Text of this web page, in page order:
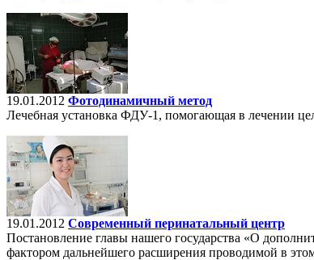
19.01.2012 Фотодинамичный метод
Лечебная установка ФДУ-1, помогающая в лечении
19.01.2012 Современный перинатальный центр
Постановление главы нашего государства «О
фактором дальнейшего расширения проводимой в